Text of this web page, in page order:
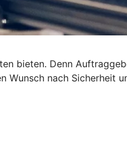
bieten. Denn
nach Sicherheit